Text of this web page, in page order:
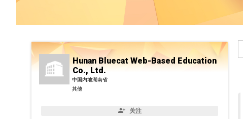
Hunan Bluecat Web-Based Education
Co., Ltd.
中国内地湖南省
其他
关注